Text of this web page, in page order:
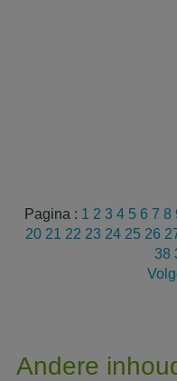
Pagina : 1 2 3 4 5 6 7 8
20 21 22 23 24 25 26
38
Andere